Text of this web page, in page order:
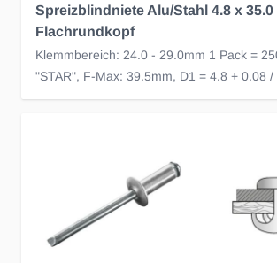
Spreizblindniete Alu/Stahl 4.8 x 35.0
Flachrundkopf
Klemmbereich: 24.0 - 29.0mm 1 Pack =
"STAR", F-Max: 39.5mm, D1 = 4.8 + 0.08 /